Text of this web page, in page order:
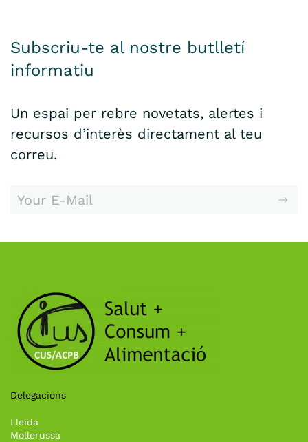
Subscriu-te al nostre butlletí
informatiu
Un espai per rebre novetats, alertes i
recursos d’interès directament al teu
correu.
Delegacions
Lleida
Mollerussa